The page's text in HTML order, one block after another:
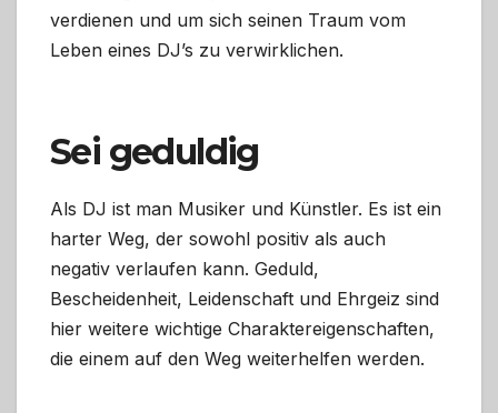
verdienen und um sich seinen Traum vom
Leben eines DJ’s zu verwirklichen.
Sei geduldig
Als DJ ist man Musiker und Künstler. Es ist ein
harter Weg, der sowohl positiv als auch
negativ verlaufen kann. Geduld,
Bescheidenheit, Leidenschaft und Ehrgeiz sind
hier weitere wichtige Charaktereigenschaften,
die einem auf den Weg weiterhelfen werden.